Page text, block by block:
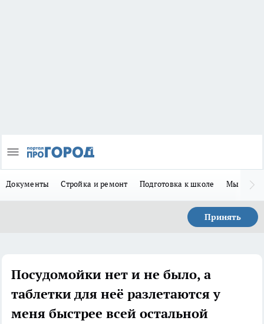
Документы Стройка и ремонт Подготовка к школе Мы в MAX
Принять
Посудомойки нет и не было, а
таблетки для неё разлетаются у
меня быстрее всей остальной